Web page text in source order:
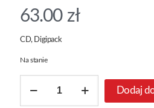
63.00 zł
CD, Digipack
Na stanie
Reflection
Dodaj